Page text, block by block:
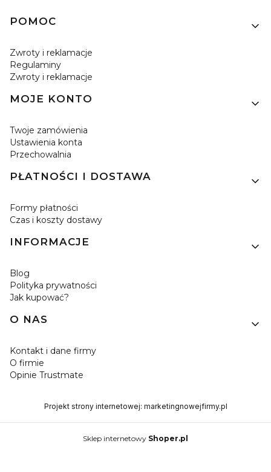
Linki w stopce
POMOC
Zwroty i reklamacje
Regulaminy
Zwroty i reklamacje
MOJE KONTO
Twoje zamówienia
Ustawienia konta
Przechowalnia
PŁATNOŚCI I DOSTAWA
Formy płatności
Czas i koszty dostawy
INFORMACJE
Blog
Polityka prywatności
Jak kupować?
O NAS
Kontakt i dane firmy
O firmie
Opinie Trustmate
Projekt strony internetowej: marketingnowejfirmy.pl
Sklep internetowy Shoper.pl